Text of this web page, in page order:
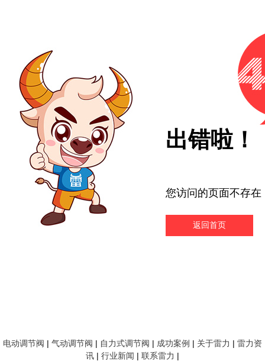
出错啦！
您访问的页面不存在
返回首页
电动调节阀 | 气动调节阀 | 自力式调节阀 | 成功案例 | 关于雷力 | 雷力资
讯 | 行业新闻 | 联系雷力 |